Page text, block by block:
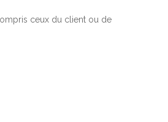
ceux du client ou de